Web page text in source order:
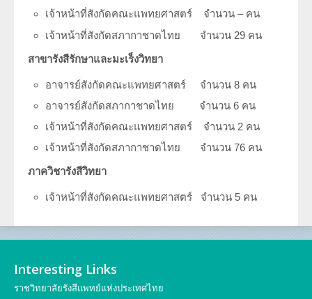
ประวัตินักรังสีเทคนิค
ประวัติพยาบาลกับงานทางรังสีวิทยา
เจ้าหน้าที่สังกัดคณะแพทยศาสตร์ จำนวน – คน
เจ้าหน้าที่สังกัดสภากาชาดไทย จำนวน 29 คน
สาขารังสีรักษาและมะเร็งวิทยา
อาจารย์สังกัดคณะแพทยศาสตร์ จำนวน 8 คน
อาจารย์สังกัดสภากาชาดไทย จำนวน 6 คน
เจ้าหน้าที่สังกัดคณะแพทยศาสตร์ จำนวน 2 คน
เจ้าหน้าที่สังกัดสภากาชาดไทย จำนวน 76 คน
ภาควิชารังสีวิทยา
เจ้าหน้าที่สังกัดคณะแพทยศาสตร์ จำนวน 5 คน
Interesting Links
ราชวิทยาลัยรังสีแพทย์แห่งประเทศไทย